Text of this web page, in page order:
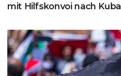
mit Hilfskonvoi nach Kuba